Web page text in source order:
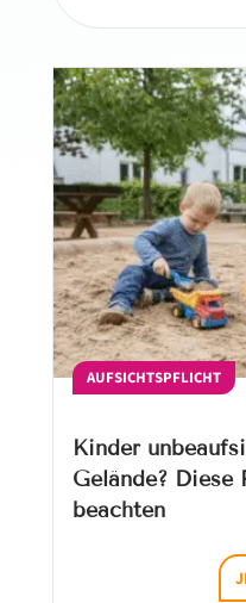
AUFSICHTSPFLICHT
Kinder
Gelände? Diese
beachten